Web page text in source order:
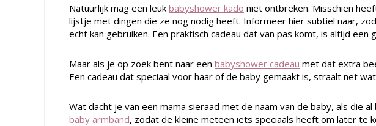
Natuurlijk mag een leuk babyshower kado niet ontbreken. Misschien
lijstje met dingen die ze nog nodig heeft. Informeer hier subtiel naar,
echt kan gebruiken. Een praktisch cadeau dat van pas komt, is altijd een
Maar als je op zoek bent naar een babyshower cadeau met dat extra
Een cadeau dat speciaal voor haar of de baby gemaakt is, straalt net
Wat dacht je van een mama sieraad met de naam van de baby, als die
baby armband, zodat de kleine meteen iets speciaals heeft om later te